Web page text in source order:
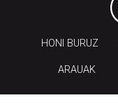
HONI BURUZ
ARAUAK